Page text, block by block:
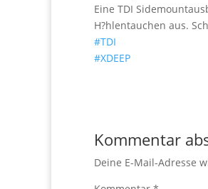
Eine TDI
H?hlentauchen aus.
#TDI
#XDEEP
Kommentar
Deine E-Mail-Adresse